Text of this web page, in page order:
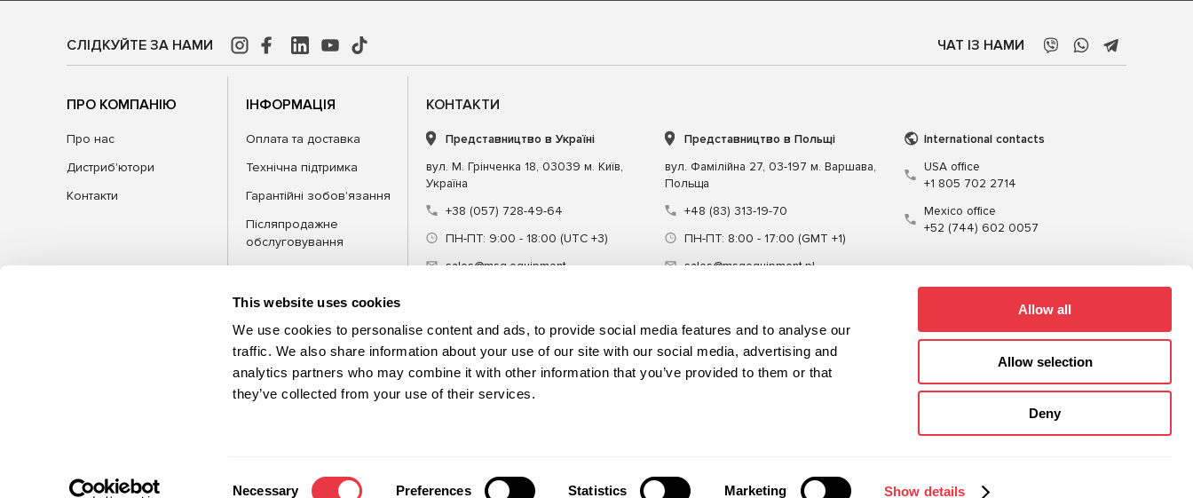
This website uses cookies
We use cookies to personalise content and ads, to provide social media features and to analyse our
traffic. We also share information about your use of our site with our social media, advertising and
analytics partners who may combine it with other information that you’ve provided to them or that
they’ve collected from your use of their services.
Necessary Preferences Statistics Marketing Show details
Allow all
Allow selection
Deny
СЛІДКУЙТЕ ЗА НАМИ ЧАТ ІЗ НАМИ
ПРО КОМПАНІЮ
Про нас
Дистриб'ютори
Контакти
ІНФОРМАЦІЯ
Оплата та доставка
Технічна підтримка
Гарантійні зобов'язання
Післяпродажне
обслуговування
FAQ
Блог
КОНТАКТИ
Представництво в Україні
вул. М. Грінченка 18, 03039 м. Київ,
Україна
+38 (057) 728-49-64
ПН-ПТ: 9:00 - 18:00 (UTC +3)
sales@msg.equipment
Представництво в Польщі
вул. Фамілійна 27, 03-197 м. Варшава,
Польща
+48 (83) 313-19-70
ПН-ПТ: 8:00 - 17:00 (GMT +1)
sales@msgequipment.pl
International contacts
USA office
+1 805 702 2714
Mexico office
+52 (744) 602 0057
Обладнання Спецінструмент Навчання Кабелі